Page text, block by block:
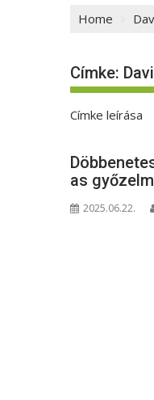
Home
Címke:
Címke leírása
as
2025.06.22.